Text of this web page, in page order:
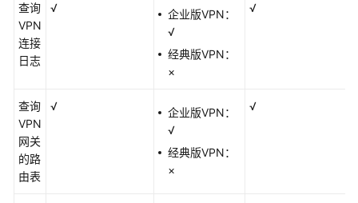
支
持
区
域
系
统
权
限
查询
VPN
连接
日志
√
企业版VPN：
√
经典版VPN：
×
√
查询
VPN
网关
的路
由表
√
企业版VPN：
√
经典版VPN：
×
√